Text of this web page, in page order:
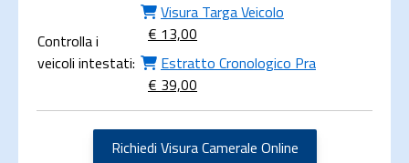
Controlla i
veicoli intestati:
Visura Targa Veicolo
€ 13,00
Estratto Cronologico Pra
€ 39,00
Richiedi Visura Camerale Online